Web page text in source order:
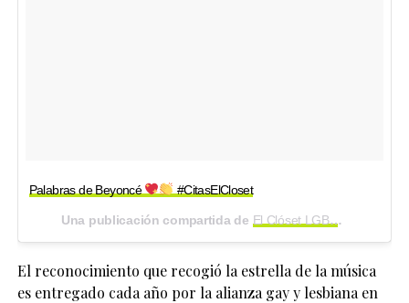
Palabras de Beyoncé #CitasElCloset
Una publicación compartida de El Clóset LGBT
El reconocimiento que recogió la estrella de la música
es entregado cada año por la alianza gay y lesbiana en